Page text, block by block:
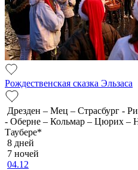
Рождественская сказка Эльзаса
Дрезден – Мец – Страсбург -
- Оберне – Кольмар – Цюрих –
Таубере*
8 дней
7 ночей
04.12